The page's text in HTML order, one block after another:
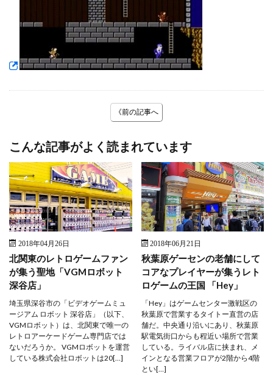
《前の記事へ
こんな記事がよく読まれています
2018年04月26日
北関東のレトロゲームファン
が集う聖地「VGMロボット
深谷店」
埼玉県深谷市の「ビデオゲームミュ
ージアム ロボット 深谷店」（以下、
VGMロボット）は、北関東で唯一の
レトロアーケードゲーム専門店では
ないだろうか。 VGMロボットを運営
している株式会社ロボットは20[…]
2018年06月21日
秋葉原ゲーセンの老舗にして
コアなプレイヤーが集うレト
ロゲームの王国 「Hey」
「Hey」はゲームセンター激戦区の
秋葉原で営業するタイトー直営の店
舗だ。中央通り沿いにあり、秋葉原
駅電気街口からも程近い場所で営業
している。ライバル店に挟まれ、メ
インとなる営業フロアが2階から4階
とい[…]